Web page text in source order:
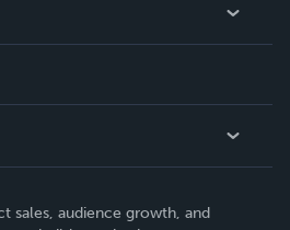
sales, audience growth, and